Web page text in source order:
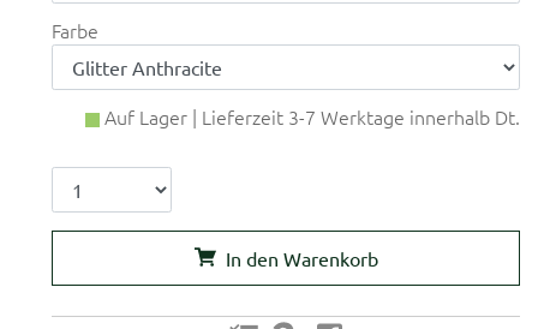
Farbe
Auf Lager | Lieferzeit 3-7 Werktage innerhalb Dt.
In den Warenkorb